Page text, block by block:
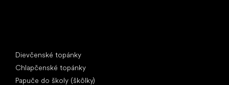
Dievčenské topánky
Chlapčenské topánky
Papuče do školy (škôlky)